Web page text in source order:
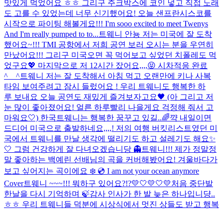
맛있게 먹었어요 ㅎㅎ 그리구 주크박스에 코인 넣고 직접 노래
도 고를 수 있었는데 너무 신기했어요! 오늘 샌프란시스코를
시작으로 파이팅 해볼게요!!! I'm sooo excited to meet Twenys
And I'm really pumped to to... 트웨니 안뇽 저는 미국에 잘 도착
했어요~!!! TMI 공항에서 저희 공연 보러 오시는 분을 우연히
만났어요!!! 그리구 미국오면 꼭 먹어보고 싶었던 치폴레도 먹
었구요💖 마지막으로 저 12시간 잤어요,,,,😝 시차적응 완료
^__^트웨니 저는 잘 도착해서 아침 먹고 오랜만에 키나 사복
타임 보여주려고 잠시 들렀어요 ! 우리 트웨니도 행복한 하
루 보내요 오늘 공연도 재밌게 즐겨보자고요🖤 (아 그리고 저
눈 많이 좋아졌어요! 얼른 하루빨리 나을게요 걱정해 줘서 고
마워요🤍) 한국트웨니는 행복한 꿈꾸고 있길..🌈꺅 내일이면
드디어 미국으로 출발하네요,,,,! 저의 여행 버킷리스트였던 미
국에서 트웨니를 만날 생각에 떨리기도 하고 설레기도 해요✨
🤍 그럼 건강하게 잘 다녀오겠습니당 👻 트웨니!!! 제가 정말정
말 좋아하는 백예린 선배님의 곡을 커버해봤어요! 겨울바다가
보고 싶어지는 곡이에요 ❄️ 💿 I am not your ocean anymore
Cover트웨니 ~~~!!! 뭐하구 있어요?!?💛🤍💛🤍💛처음 중단발
한날을 다시 기억하며 🍃감사 인사가 한 발 늦은 하나입니댱..
ㅎㅎ 우리 트웨니들 덕분에 시상식에서 멋진 상들도 받고 행복